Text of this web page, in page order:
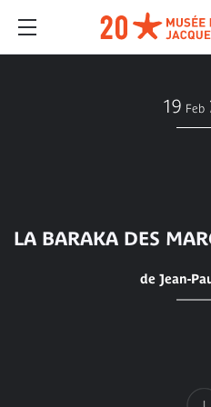
19 Feb
LA BARAKA DES
de Jean-